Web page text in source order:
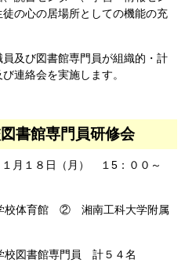
の心の居場所としての機能の充
館専門員が組織的・計
連絡会を実施します。
書館専門員研修会
月１８ 日（月） １5：００～
館 ② 湘南工科大学附属
館専門員 計５４名